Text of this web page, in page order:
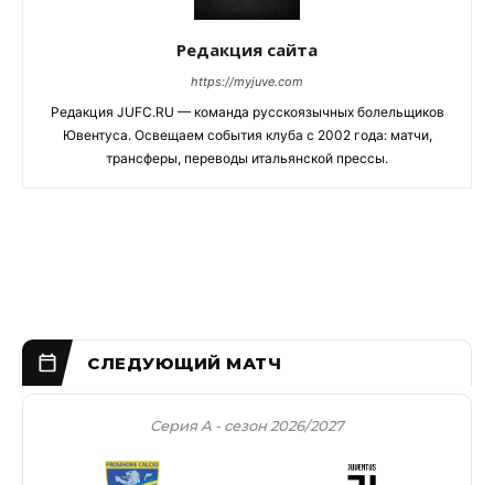
Редакция сайта
https://myjuve.com
Редакция JUFC.RU — команда русскоязычных болельщиков
Ювентуса. Освещаем события клуба с 2002 года: матчи,
трансферы, переводы итальянской прессы.
Серия А - сезон 2026/2027